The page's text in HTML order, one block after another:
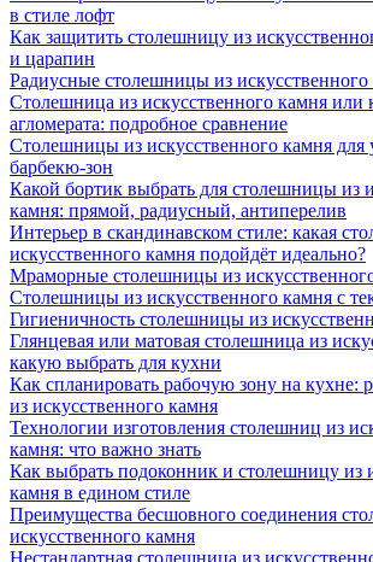
в стиле лофт
Как защитить столешницу из
и царапин
Радиусные столешницы из искусственного
Столешница из искусственного камня или
агломерата: подробное сравнение
Столешницы из искусственного камня для
барбекю-зон
Какой бортик выбрать для столешницы из
камня: прямой, радиусный, антиперелив
Интерьер в скандинавском стиле: какая
искусственного камня подойдёт идеально?
Мраморные столешницы из
Столешницы из искусственного камня с
Гигиеничность столешницы из
Глянцевая или матовая столешница из
какую выбрать для кухни
Как спланировать рабочую зону на кухне:
из искусственного камня
Технологии изготовления столешниц из
камня: что важно знать
Как выбрать подоконник и столешницу из
камня в едином стиле
Преимущества бесшовного соединения
искусственного камня